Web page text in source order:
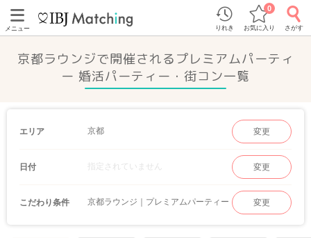
メニュー りれき お気に入り
0
さがす
京都ラウンジで開催されるプレミアムパーティ
ー 婚活パーティー・街コン一覧
エリア 京都 変更
日付 指定されていません 変更
こだわり条件 京都ラウンジ｜プレミアムパーティー 変更